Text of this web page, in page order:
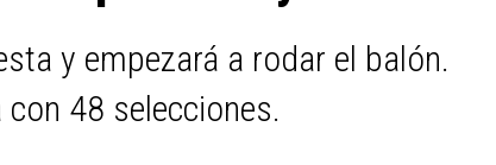
y empezará a rodar el balón.
48 selecciones.